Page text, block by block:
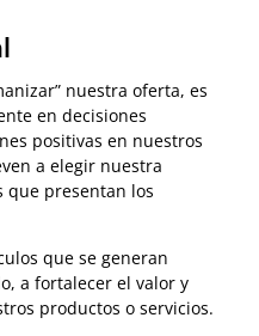
nuestra oferta, es
en decisiones
positivas en nuestros
a elegir nuestra
que presentan los
que se generan
a fortalecer el valor y
productos o servicios.